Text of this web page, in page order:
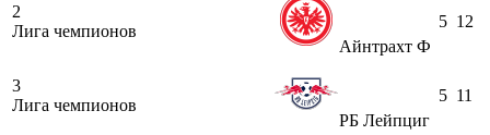
2
Лига чемпионов
Айнтрахт Ф
5 12
3
Лига чемпионов
РБ Лейпциг
5 11